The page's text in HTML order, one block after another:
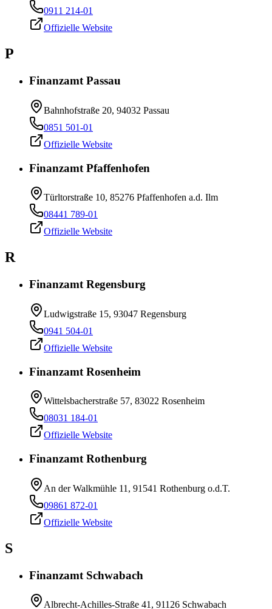
0911 214-01
Offizielle Website
P
Finanzamt Passau
Bahnhofstraße 20, 94032 Passau
0851 501-01
Offizielle Website
Finanzamt Pfaffenhofen
Türltorstraße 10, 85276 Pfaffenhofen a.d. Ilm
08441 789-01
Offizielle Website
R
Finanzamt Regensburg
Ludwigstraße 15, 93047 Regensburg
0941 504-01
Offizielle Website
Finanzamt Rosenheim
Wittelsbacherstraße 57, 83022 Rosenheim
08031 184-01
Offizielle Website
Finanzamt Rothenburg
An der Walkmühle 11, 91541 Rothenburg o.d.T.
09861 872-01
Offizielle Website
S
Finanzamt Schwabach
Albrecht-Achilles-Straße 41, 91126 Schwabach